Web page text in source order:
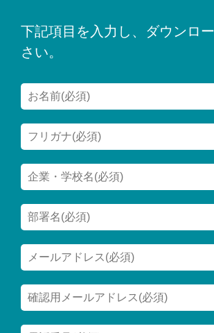
下記項目を入力し、ダウンロ
さい。